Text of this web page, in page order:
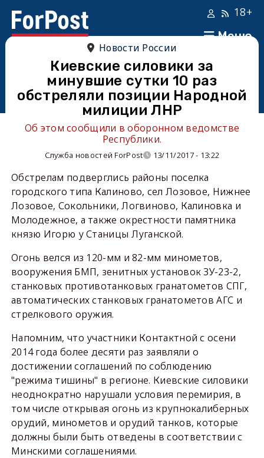
Меню
18+
Новости России
Киевские силовики за
минувшие сутки 10 раз
обстреляли позиции Народной
милиции ЛНР
Об этом сообщили в оборонном ведомстве
Республики.
Служба новостей ForPost 13/11/2017 - 13:22
Обстрелам подверглись районы поселка
городского типа Калиново, сел Лозовое, Нижнее
Лозовое, Сокольники, Логвиново, Калиновка и
Молодежное, а также окрестности памятника
князю Игорю у Станицы Луганской.
Огонь велся из 120-мм и 82-мм минометов,
вооружения БМП, зенитных установок ЗУ-23-2,
станковых противотанковых гранатометов СПГ,
автоматических станковых гранатометов АГС и
стрелкового оружия.
Напомним, что участники Контактной с осени
2014 года более десяти раз заявляли о
достижении соглашений по соблюдению
"режима тишины" в регионе. Киевские силовики
неоднократно нарушали условия перемирия, в
том числе открывая огонь из крупнокалиберных
орудий, минометов и орудий танков, которые
должны были быть отведены в соответствии с
Минскими соглашениями.